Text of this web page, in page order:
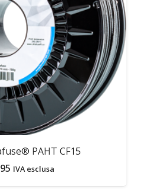
PAHT CF15
IVA esclusa